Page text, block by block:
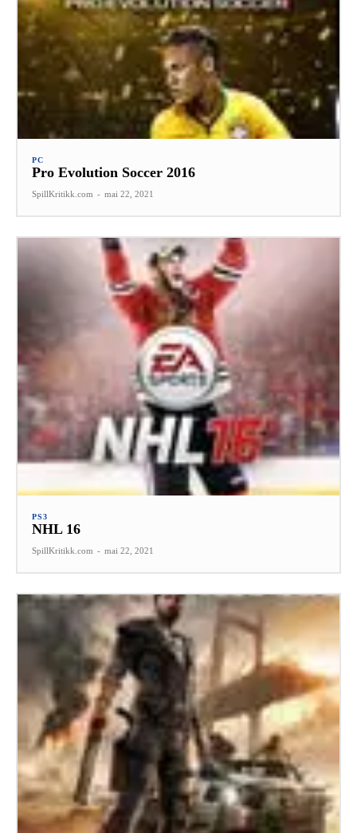
PC
Pro Evolution Soccer 2016
SpillKritikk.com - mai 22, 2021
PS3
NHL 16
SpillKritikk.com - mai 22, 2021